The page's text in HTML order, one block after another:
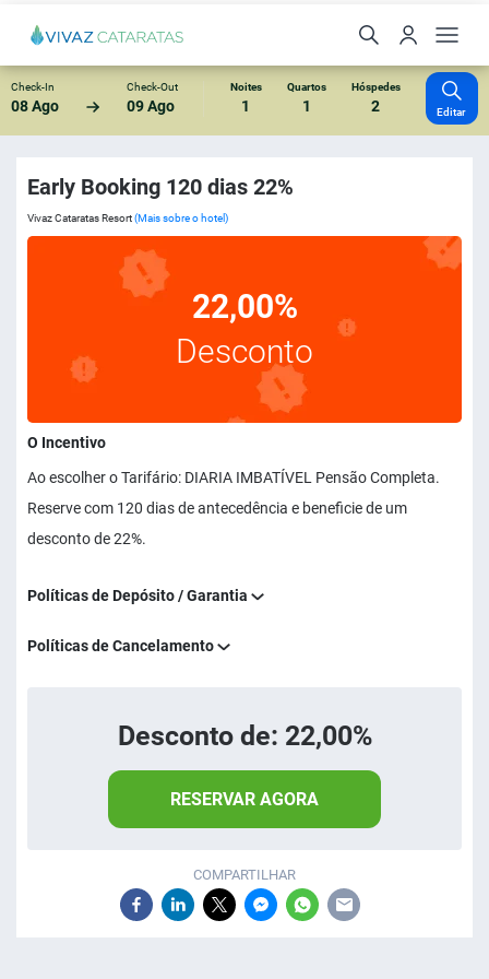
Check-In
08 Ago
Check-Out
09 Ago
Noites
1
Quartos
1
Hóspedes
2 Editar
Early Booking 120 dias 22%
Vivaz Cataratas Resort(Mais sobre o hotel)
22,00%
Desconto
O Incentivo
Ao escolher o Tarifário: DIARIA IMBATÍVEL Pensão Completa.
Reserve com 120 dias de antecedência e beneficie de um
desconto de 22%.
Políticas de Depósito / Garantia
Políticas de Cancelamento
Desconto de: 22,00%
RESERVAR AGORA
COMPARTILHAR